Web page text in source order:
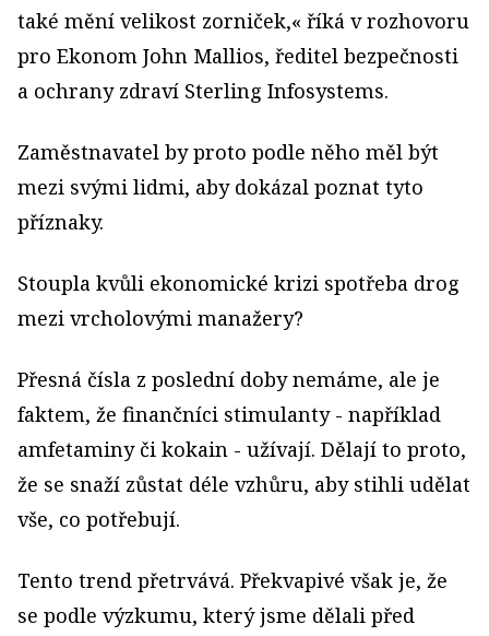
také mění velikost zorniček,« říká v rozhovoru
pro Ekonom John Mallios, ředitel bezpečnosti
a ochrany zdraví Sterling Infosystems.
Zaměstnavatel by proto podle něho měl být
mezi svými lidmi, aby dokázal poznat tyto
příznaky.
Stoupla kvůli ekonomické krizi spotřeba drog
mezi vrcholovými manažery?
Přesná čísla z poslední doby nemáme, ale je
faktem, že finančníci stimulanty - například
amfetaminy či kokain - užívají. Dělají to proto,
že se snaží zůstat déle vzhůru, aby stihli udělat
vše, co potřebují.
Tento trend přetrvává. Překvapivé však je, že
se podle výzkumu, který jsme dělali před